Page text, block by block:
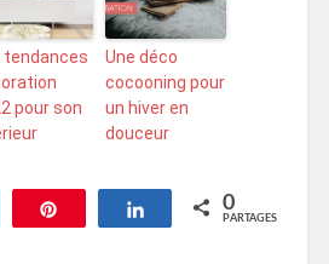
tendances
pour son
Une déco
cocooning pour
un hiver en
douceur
Enregistrer Partagez0
PARTAGES